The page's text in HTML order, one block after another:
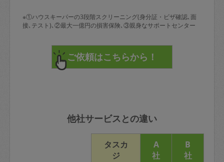
※①ハウスキーパーの3段階スクリーニング(身分証・ビザ確認､面
接､テスト)､②最大一億円の損害保険､③親身なサポートセンター
他社サービスとの違い
タスカ
ジ
A
社
B
社